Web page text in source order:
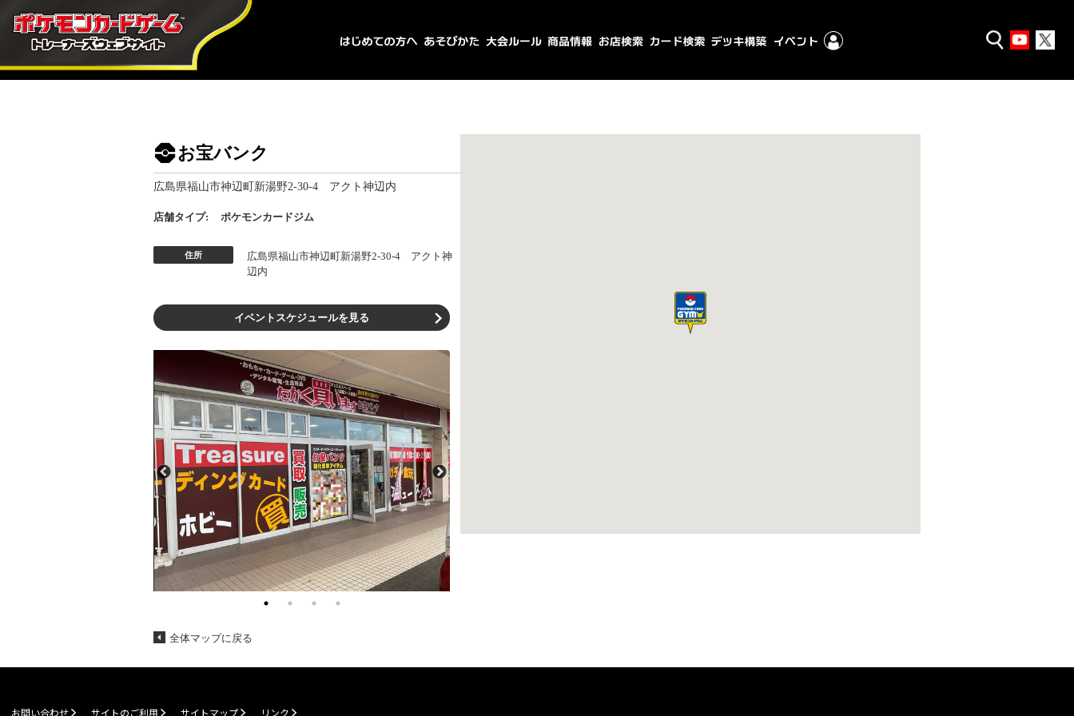
お宝バンク
広島県福山市神辺町新湯野2-30-4 アクト神辺内
店舗タイプ: ポケモンカードジム
住所
広島県福山市神辺町新湯野2-30-4 アクト神
辺内
イベントスケジュールを見る
全体マップに戻る
お問い合わせ サイトのご利用 サイトマップ リンク